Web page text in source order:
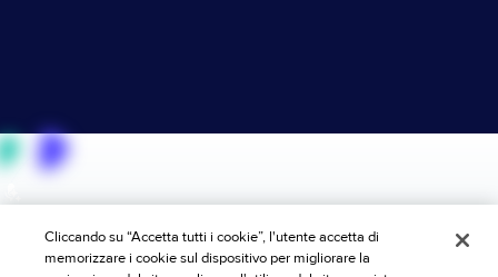
Cliccando su “Accetta tutti i cookie”, l'utente accetta di
memorizzare i cookie sul dispositivo per migliorare la